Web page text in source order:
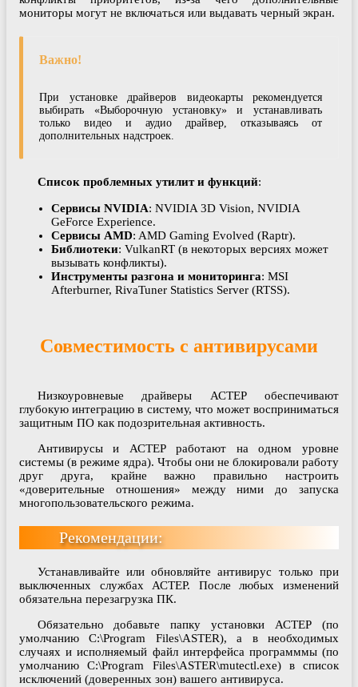
мониторы могут не включаться или выдавать черный экран.
Важно!
При установке драйверов видеокарты рекомендуется
выбирать «Выборочную установку» и устанавливать
только видео и аудио драйвер, отказываясь от
дополнительных надстроек.
Список проблемных утилит и функций:
Сервисы NVIDIA: NVIDIA 3D Vision, NVIDIA
GeForce Experience.
Сервисы AMD: AMD Gaming Evolved (Raptr).
Библиотеки: VulkanRT (в некоторых версиях может
вызывать конфликты).
Инструменты разгона и мониторинга: MSI
Afterburner, RivaTuner Statistics Server (RTSS).
Совместимость с антивирусами
Низкоуровневые драйверы АСТЕР обеспечивают
глубокую интеграцию в систему, что может восприниматься
защитным ПО как подозрительная активность.
Антивирусы и АСТЕР работают на одном уровне
системы (в режиме ядра). Чтобы они не блокировали работу
друг друга, крайне важно правильно настроить
«доверительные отношения» между ними до запуска
многопользовательского режима.
Рекомендации:
Устанавливайте или обновляйте антивирус только при
выключенных службах АСТЕР. После любых изменений
обязательна перезагрузка ПК.
Обязательно добавьте папку установки АСТЕР (по
умолчанию C:\Program Files\ASTER), а в необходимых
случаях и исполняемый файл интерфейса программмы (по
умолчанию C:\Program Files\ASTER\mutectl.exe) в список
исключений (доверенных зон) вашего антивируса.